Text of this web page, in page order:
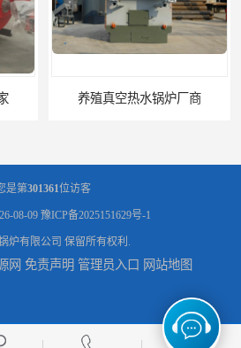
养殖真空热水锅炉厂商
湿背式真空热水锅炉厂商
是第301361位访客
08-09 豫ICP备2025151629号-1
炉有限公司 保留所有权利.
网 免责声明 管理员入口 网站地图